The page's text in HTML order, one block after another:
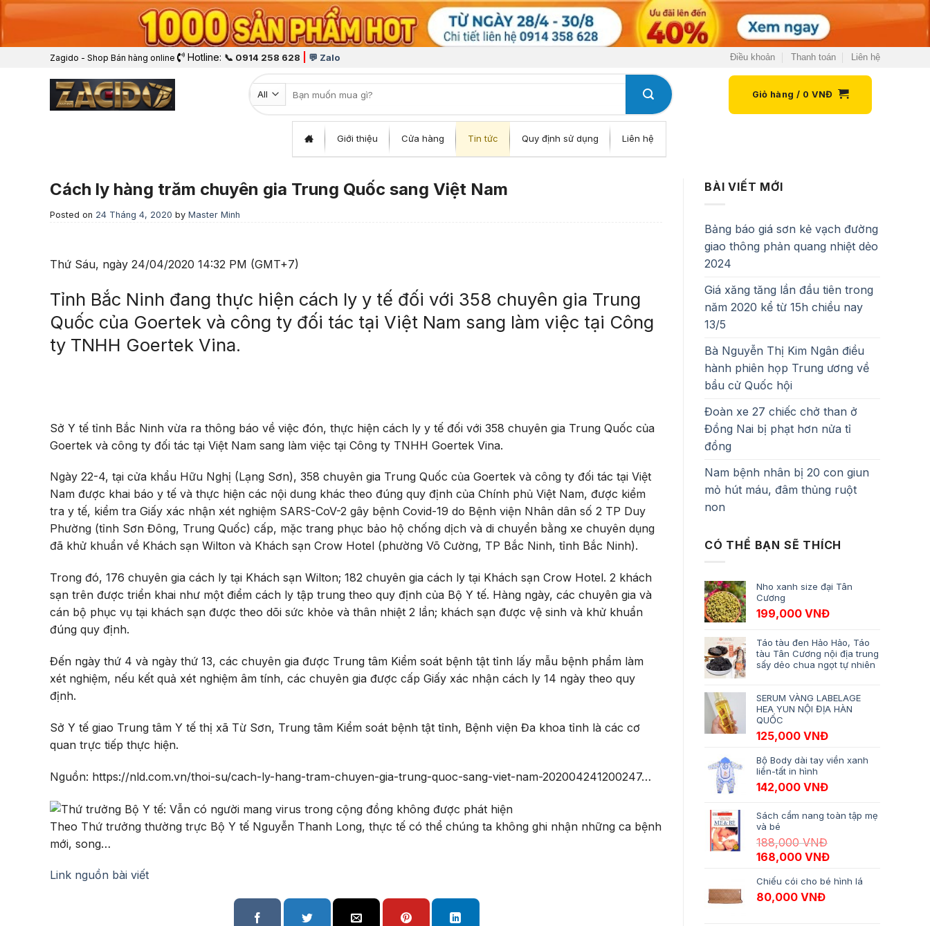
Zagido - Shop Bán hàng online Hotline: 📞 0914 258 628 💬 Zalo Điều khoản Thanh toán Liên hệ
Tìm kiếm:
Giỏ hàng / 0 VNĐ
Giới thiệu Cửa hàng Tin tức Quy định sử dụng Liên hệ
Cách ly hàng trăm chuyên gia Trung Quốc sang Việt Nam
Posted on 24 Tháng 4, 2020 by Master Minh
Thứ Sáu, ngày 24/04/2020 14:32 PM (GMT+7)
Tỉnh Bắc Ninh đang thực hiện cách ly y tế đối với 358 chuyên gia Trung
Quốc của Goertek và công ty đối tác tại Việt Nam sang làm việc tại Công
ty TNHH Goertek Vina.
Sở Y tế tỉnh Bắc Ninh vừa ra thông báo về việc đón, thực hiện cách ly y tế đối với 358 chuyên gia Trung Quốc của
Goertek và công ty đối tác tại Việt Nam sang làm việc tại Công ty TNHH Goertek Vina.
Ngày 22-4, tại cửa khẩu Hữu Nghị (Lạng Sơn), 358 chuyên gia Trung Quốc của Goertek và công ty đối tác tại Việt
Nam được khai báo y tế và thực hiện các nội dung khác theo đúng quy định của Chính phủ Việt Nam, được kiểm
tra y tế, kiểm tra Giấy xác nhận xét nghiệm SARS-CoV-2 gây bệnh Covid-19 do Bệnh viện Nhân dân số 2 TP Duy
Phường (tỉnh Sơn Đông, Trung Quốc) cấp, mặc trang phục bảo hộ chống dịch và di chuyển bằng xe chuyên dụng
đã khử khuẩn về Khách sạn Wilton và Khách sạn Crow Hotel (phường Võ Cường, TP Bắc Ninh, tỉnh Bắc Ninh).
Trong đó, 176 chuyên gia cách ly tại Khách sạn Wilton; 182 chuyên gia cách ly tại Khách sạn Crow Hotel. 2 khách
sạn trên được triển khai như một điểm cách ly tập trung theo quy định của Bộ Y tế. Hàng ngày, các chuyên gia và
cán bộ phục vụ tại khách sạn được theo dõi sức khỏe và thân nhiệt 2 lần; khách sạn được vệ sinh và khử khuẩn
đúng quy định.
Đến ngày thứ 4 và ngày thứ 13, các chuyên gia được Trung tâm Kiểm soát bệnh tật tỉnh lấy mẫu bệnh phẩm làm
xét nghiệm, nếu kết quả xét nghiệm âm tính, các chuyên gia được cấp Giấy xác nhận cách ly 14 ngày theo quy
định.
Sở Y tế giao Trung tâm Y tế thị xã Từ Sơn, Trung tâm Kiểm soát bệnh tật tỉnh, Bệnh viện Đa khoa tỉnh là các cơ
quan trực tiếp thực hiện.
Nguồn: https://nld.com.vn/thoi-su/cach-ly-hang-tram-chuyen-gia-trung-quoc-sang-viet-nam-202004241200247…
Theo Thứ trưởng thường trực Bộ Y tế Nguyễn Thanh Long, thực tế có thể chúng ta không ghi nhận những ca bệnh
mới, song…
Link nguồn bài viết
BÀI VIẾT MỚI
Bảng báo giá sơn kẻ vạch đường
giao thông phản quang nhiệt dẻo
2024
Giá xăng tăng lần đầu tiên trong
năm 2020 kể từ 15h chiều nay
13/5
Bà Nguyễn Thị Kim Ngân điều
hành phiên họp Trung ương về
bầu cử Quốc hội
Đoàn xe 27 chiếc chở than ở
Đồng Nai bị phạt hơn nửa tỉ
đồng
Nam bệnh nhân bị 20 con giun
mỏ hút máu, đâm thủng ruột
non
CÓ THỂ BẠN SẼ THÍCH
Nho xanh size đại Tân
Cương
199,000 VNĐ
Táo tàu đen Hảo Hảo, Táo
tàu Tân Cương nội địa trung
sấy dẻo chua ngọt tự nhiên
SERUM VÀNG LABELAGE
HEA YUN NỘI ĐỊA HÀN
QUỐC
125,000 VNĐ
Bộ Body dài tay viền xanh
liền-tất in hình
142,000 VNĐ
Sách cẩm nang toàn tập mẹ
và bé
188,000VNĐ
Giá gốc là: 188,000 VNĐ.
168,000 VNĐGiá hiện tại là:
Chiếu cói cho bé hình lá
80,000 VNĐ